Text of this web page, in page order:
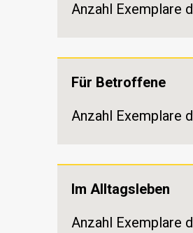
Anzahl Exemplare
Für Betroffene
Anzahl Exemplare
Im Alltagsleben
Anzahl Exemplare